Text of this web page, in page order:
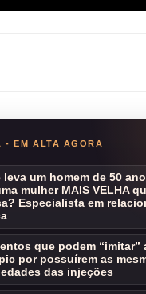
- EM ALTA AGORA
leva um homem de 50
mulher MAIS VELHA
Especialista em
que podem “imitar”
por possuírem as
das injeções